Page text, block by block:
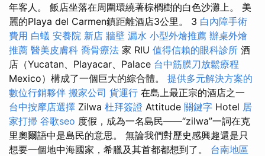
年客人。 飯店坐落在周圍環繞著棕櫚樹的白色沙灘上。 美
麗的Playa del Carmen鎮距離酒店3公里。 3 白內障手術
費用 白蟻 安養院 新店 牆壁 漏水 小型外燴推薦 辦桌外燴
推薦 醫美皮膚科 喬骨療法 家 RIU 值得信賴的眼科診所 酒
店（Yucatan、Playacar、Palace 台中筋膜刀放鬆療程
Mexico）構成了一個巨大的綜合體。 提供多元解決方案的
數位行銷夥伴 搬家公司 貨運行 在島上最正宗的酒店之一
台中按摩店選擇 Zilwa 杜拜簽證 Attitude 關鍵字 Hotel 居
家打掃 谷歌seo 度假，成為一名島民——“zilwa”一詞在克
里奧爾語中是島民的意思。 無論我們對歷史感興趣還是只
想要一個地中海國家，希臘及其首都都想到了。 台南地區